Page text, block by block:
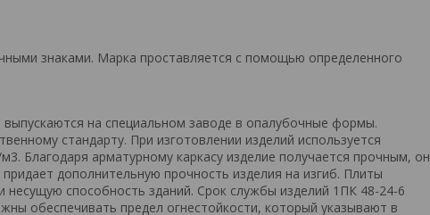
знаками. Марка проставляется с помощью определенного
на специальном заводе в опалубочные формы.
стандарту. При изготовлении изделий используется
Благодаря арматурному каркасу изделие получается прочным, он
дополнительную прочность изделия на изгиб. Плиты
способность зданий. Срок службы изделий 1ПК 48-24-6
обеспечивать предел огнестойкости, который указывают в